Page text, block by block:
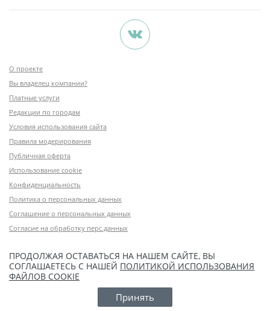
О проекте
Вы владелец компании?
Платные услуги
Редакции по городам
Условия использования сайта
Правила модерирования
Публичная оферта
Использование cookie
Конфиденциальность
Политика о персональных данных
Соглашение о персональных данных
Согласие на обработку перс.данных
ПРОДОЛЖАЯ ОСТАВАТЬСЯ НА НАШЕМ САЙТЕ, ВЫ
СОГЛАШАЕТЕСЬ С НАШЕЙ ПОЛИТИКОЙ ИСПОЛЬЗОВАНИЯ
ФАЙЛОВ COOKIE
Принять